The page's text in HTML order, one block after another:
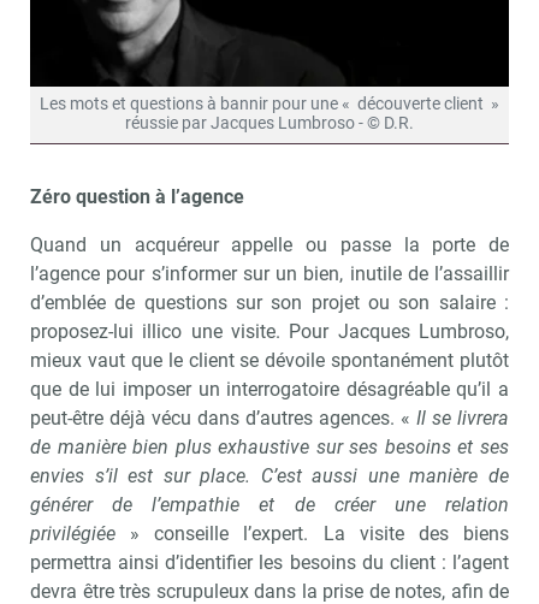
Les mots et questions à bannir pour une « découverte client »
réussie par Jacques Lumbroso - © D.R.
Zéro question à l’agence
Quand un acquéreur appelle ou passe la porte de
l’agence pour s’informer sur un bien, inutile de l’assaillir
d’emblée de questions sur son projet ou son salaire :
proposez-lui illico une visite. Pour Jacques Lumbroso,
mieux vaut que le client se dévoile spontanément plutôt
que de lui imposer un interrogatoire désagréable qu’il a
peut-être déjà vécu dans d’autres agences. « Il se livrera
de manière bien plus exhaustive sur ses besoins et ses
envies s’il est sur place. C’est aussi une manière de
générer de l’empathie et de créer une relation
privilégiée » conseille l’expert. La visite des biens
permettra ainsi d’identifier les besoins du client : l’agent
devra être très scrupuleux dans la prise de notes, afin de